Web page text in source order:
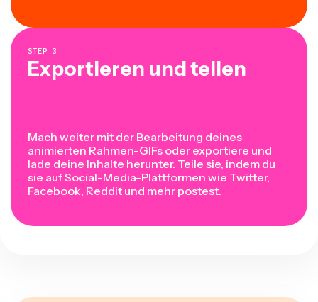
STEP 3
Exportieren und teilen
Mach weiter mit der Bearbeitung deines
animierten Rahmen-GIFs oder exportiere und
lade deine Inhalte herunter. Teile sie, indem du
sie auf Social-Media-Plattformen wie Twitter,
Facebook, Reddit und mehr postest.